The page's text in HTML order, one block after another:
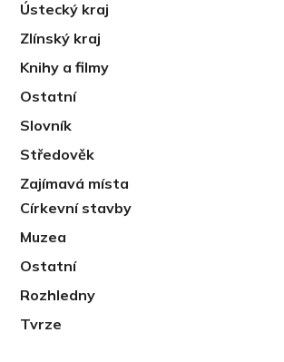
Ústecký kraj
Zlínský kraj
Knihy a filmy
Ostatní
Slovník
Středověk
Zajímavá místa
Církevní stavby
Muzea
Ostatní
Rozhledny
Tvrze